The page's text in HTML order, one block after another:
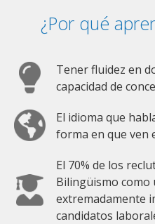
¿Por qué
Tener fluidez en
capacidad de
El idioma que
forma en que ven
El 70% de los
Bilingüismo como
extremadamente
candidatos